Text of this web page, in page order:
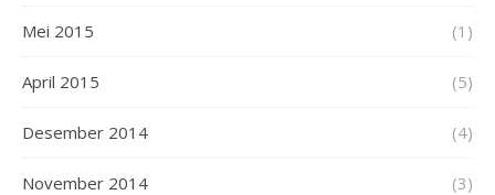
Mei 2015 (1)
April 2015 (5)
Desember 2014 (4)
November 2014 (3)